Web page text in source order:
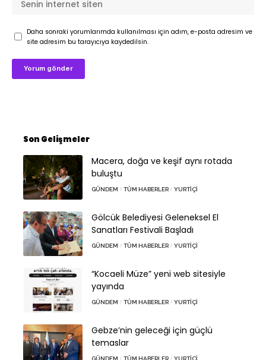
Daha sonraki yorumlarımda kullanılması için adım, e-posta adresim ve
site adresim bu tarayıcıya kaydedilsin.
Son Gelişmeler
Macera, doğa ve keşif aynı rotada
buluştu
GÜNDEM TÜM HABERLER YURTIÇI
Gölcük Belediyesi Geleneksel El
Sanatları Festivali Başladı
GÜNDEM TÜM HABERLER YURTIÇI
“Kocaeli Müze” yeni web sitesiyle
yayında
GÜNDEM TÜM HABERLER YURTIÇI
Gebze’nin geleceği için güçlü
temaslar
GÜNDEM TÜM HABERLER YURTIÇI